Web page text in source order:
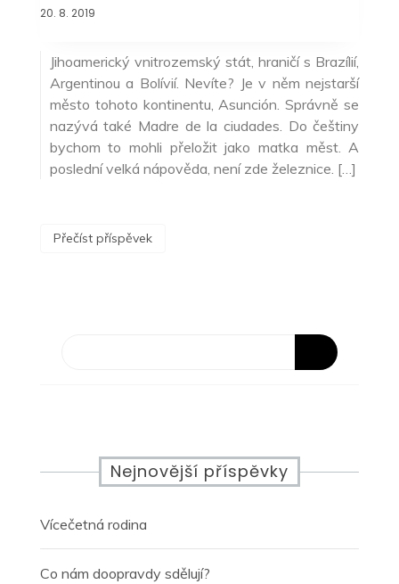
20. 8. 2019
Jihoamerický vnitrozemský stát, hraničí s Brazílií,
Argentinou a Bolívií. Nevíte? Je v něm nejstarší
město tohoto kontinentu, Asunción. Správně se
nazývá také Madre de la ciudades. Do češtiny
bychom to mohli přeložit jako matka měst. A
poslední velká nápověda, není zde železnice. […]
Přečíst příspěvek
Nejnovější příspěvky
Vícečetná rodina
Co nám doopravdy sdělují?